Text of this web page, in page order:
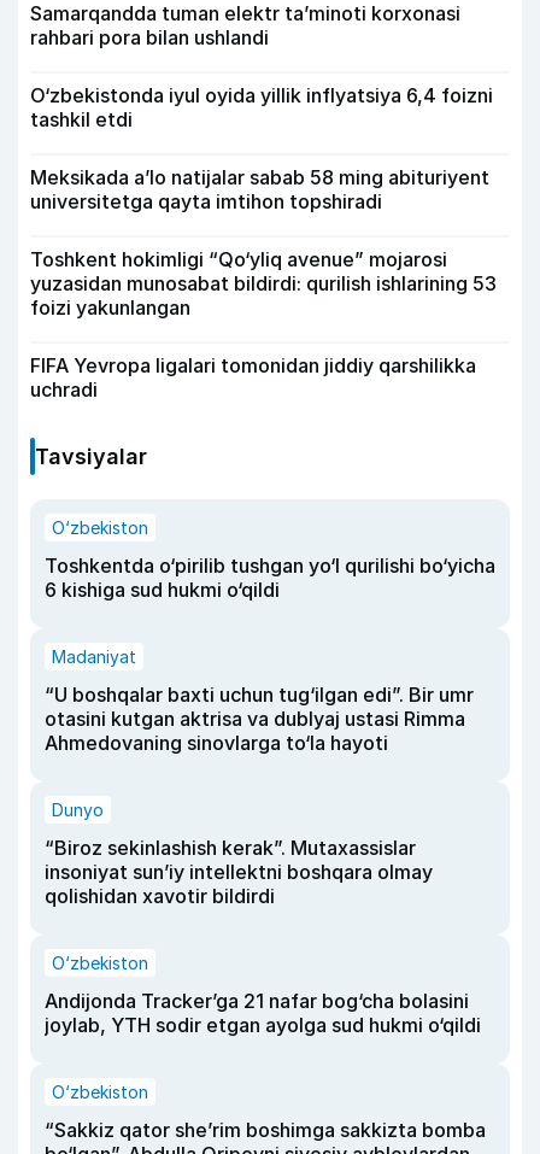
Samarqandda tuman elektr ta’minoti korxonasi
rahbari pora bilan ushlandi
O‘zbekistonda iyul oyida yillik inflyatsiya 6,4 foizni
tashkil etdi
Meksikada a’lo natijalar sabab 58 ming abituriyent
universitetga qayta imtihon topshiradi
Toshkent hokimligi “Qo‘yliq avenue” mojarosi
yuzasidan munosabat bildirdi: qurilish ishlarining 53
foizi yakunlangan
FIFA Yevropa ligalari tomonidan jiddiy qarshilikka
uchradi
Tavsiyalar
O‘zbekiston
Toshkentda o‘pirilib tushgan yo‘l qurilishi bo‘yicha
6 kishiga sud hukmi o‘qildi
Madaniyat
“U boshqalar baxti uchun tug‘ilgan edi”. Bir umr
otasini kutgan aktrisa va dublyaj ustasi Rimma
Ahmedovaning sinovlarga to‘la hayoti
Dunyo
“Biroz sekinlashish kerak”. Mutaxassislar
insoniyat sun’iy intellektni boshqara olmay
qolishidan xavotir bildirdi
O‘zbekiston
Andijonda Tracker’ga 21 nafar bog‘cha bolasini
joylab, YTH sodir etgan ayolga sud hukmi o‘qildi
O‘zbekiston
“Sakkiz qator she’rim boshimga sakkizta bomba